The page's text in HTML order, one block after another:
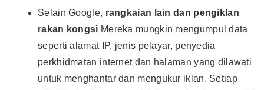
Selain Google, rangkaian lain dan pengiklan
rakan kongsi Mereka mungkin mengumpul data
seperti alamat IP, jenis pelayar, penyedia
perkhidmatan internet dan halaman yang dilawati
untuk menghantar dan mengukur iklan. Setiap